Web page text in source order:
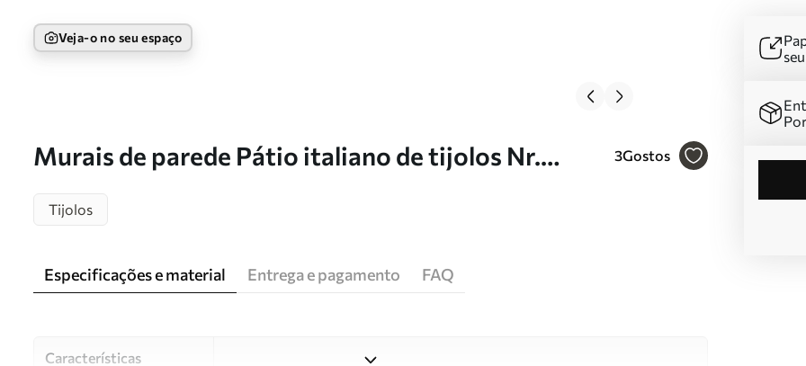
Veja-o no seu espaço
Murais de parede Pátio italiano de tijolos Nr.
3Gostos
Tijolos
Especificações e material Entrega e pagamento FAQ
Características